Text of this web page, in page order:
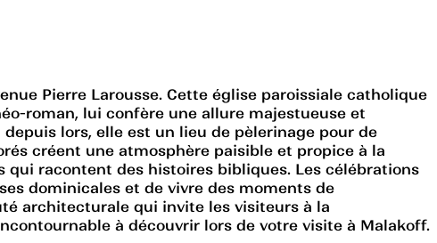
Pierre Larousse. Cette église paroissiale catholique
roman, lui confère une allure majestueuse et
lors, elle est un lieu de pèlerinage pour de
créent une atmosphère paisible et propice à la
racontent des histoires bibliques. Les célébrations
dominicales et de vivre des moments de
architecturale qui invite les visiteurs à la
à découvrir lors de votre visite à Malakoff.